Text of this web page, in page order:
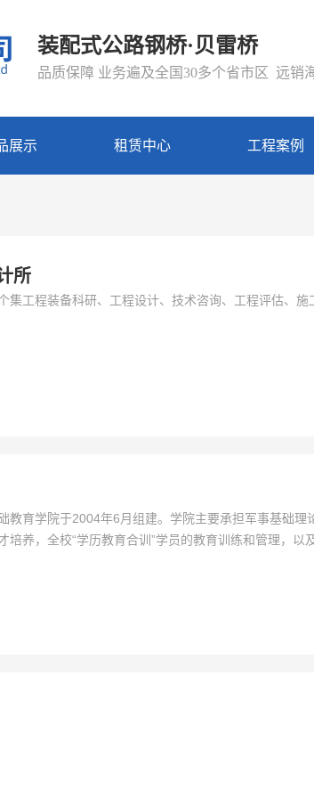
展示 租赁中心 工程案例
装配式公路钢桥·贝雷桥
品质保障 业务遍及全国30多个省市区  远销
所
集工程装备科研、工程设计、技术咨询、工程评估、施
育学院于2004年6月组建。学院主要承担军事基础理
培养，全校“学历教育合训”学员的教育训练和管理，以